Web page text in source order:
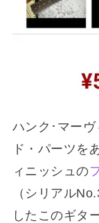
ハンク･マー
ド・パーツを
ィニッシュの
（シリアル
したこのギタ